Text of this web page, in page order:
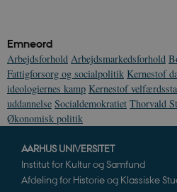
Emneord
Arbejdsforhold Arbejdsmarkedsforhold
Fattigforsorg og socialpolitik Kernestof
ideologiernes kamp Kernestof
uddannelse Socialdemokratiet Thorvald
Økonomisk politik
AARHUS UNIVERSITET
Institut for Kultur og Samfund
Afdeling for Historie og Klassiske
XSRF-TOKEN